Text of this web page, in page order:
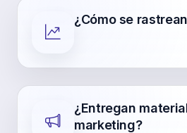
¿Cómo se
¿Entregan
marketing?